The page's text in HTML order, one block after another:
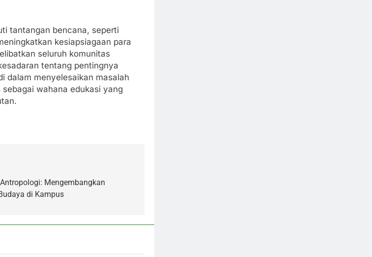
tantangan bencana, seperti
kesiapsiagaan para
seluruh komunitas
tentang pentingnya
dalam menyelesaikan masalah
wahana edukasi yang
Mengembangkan
di Kampus